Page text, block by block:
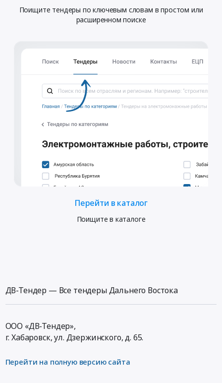
Поищите тендеры по ключевым словам в простом или
расширенном поиске
Перейти в каталог
Поищите в каталоге
ДВ-Тендер — Все тендеры Дальнего Востока
ООО «ДВ-Тендер»,
г. Хабаровск,ул. Дзержинского, д. 65.
Перейти на полную версию сайта